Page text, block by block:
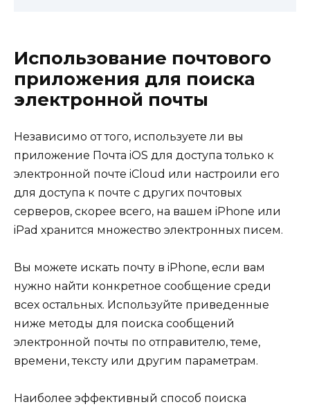
Использование почтового
приложения для поиска
электронной почты
Независимо от того, используете ли вы
приложение Почта iOS для доступа только к
электронной почте iCloud или настроили его
для доступа к почте с других почтовых
серверов, скорее всего, на вашем iPhone или
iPad хранится множество электронных писем.
Вы можете искать почту в iPhone, если вам
нужно найти конкретное сообщение среди
всех остальных. Используйте приведенные
ниже методы для поиска сообщений
электронной почты по отправителю, теме,
времени, тексту или другим параметрам.
Наиболее эффективный способ поиска